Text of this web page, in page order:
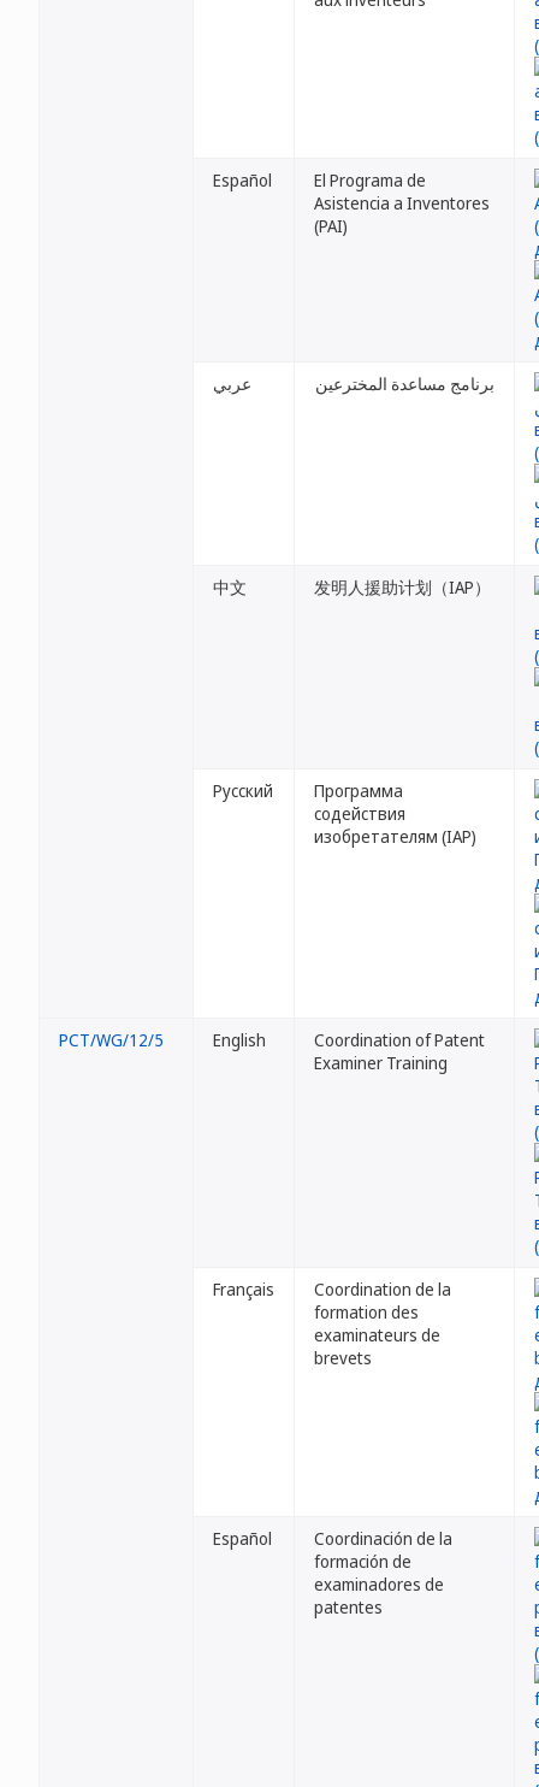
Español
El Programa de
Asistencia a Inventores
(PAI)
عربي برنامج مساعدة المخترعين
中文 发明人援助计划（IAP）
Русский
Программа
содействия
изобретателям (IAP)
PCT/WG/12/5 English
Coordination of Patent
Examiner Training
Français
Coordination de la
formation des
examinateurs de
brevets
Español
Coordinación de la
formación de
examinadores de
patentes